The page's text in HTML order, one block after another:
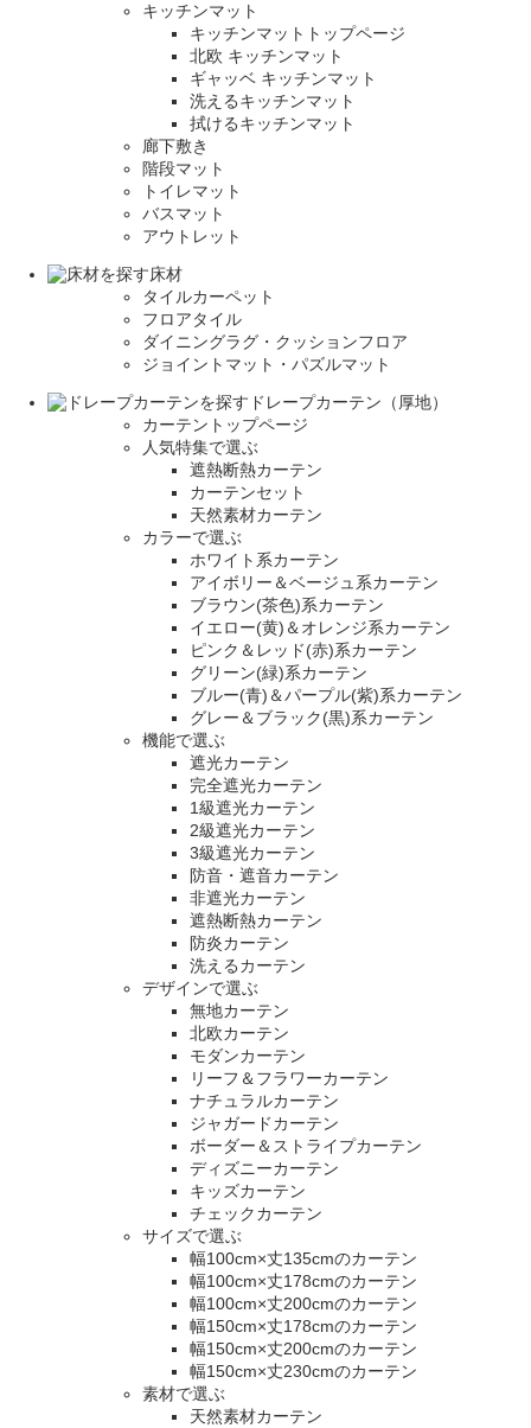
キッチンマット
キッチンマットトップページ
北欧 キッチンマット
ギャッベ キッチンマット
洗えるキッチンマット
拭けるキッチンマット
廊下敷き
階段マット
トイレマット
バスマット
アウトレット
床材
タイルカーペット
フロアタイル
ダイニングラグ・クッションフロア
ジョイントマット・パズルマット
ドレープカーテン（厚地）
カーテントップページ
人気特集で選ぶ
遮熱断熱カーテン
カーテンセット
天然素材カーテン
カラーで選ぶ
ホワイト系カーテン
アイボリー＆ベージュ系カーテン
ブラウン(茶色)系カーテン
イエロー(黄)＆オレンジ系カーテン
ピンク＆レッド(赤)系カーテン
グリーン(緑)系カーテン
ブルー(青)＆パープル(紫)系カーテン
グレー＆ブラック(黒)系カーテン
機能で選ぶ
遮光カーテン
完全遮光カーテン
1級遮光カーテン
2級遮光カーテン
3級遮光カーテン
防音・遮音カーテン
非遮光カーテン
遮熱断熱カーテン
防炎カーテン
洗えるカーテン
デザインで選ぶ
無地カーテン
北欧カーテン
モダンカーテン
リーフ＆フラワーカーテン
ナチュラルカーテン
ジャガードカーテン
ボーダー＆ストライプカーテン
ディズニーカーテン
キッズカーテン
チェックカーテン
サイズで選ぶ
幅100cm×丈135cmのカーテン
幅100cm×丈178cmのカーテン
幅100cm×丈200cmのカーテン
幅150cm×丈178cmのカーテン
幅150cm×丈200cmのカーテン
幅150cm×丈230cmのカーテン
素材で選ぶ
天然素材カーテン